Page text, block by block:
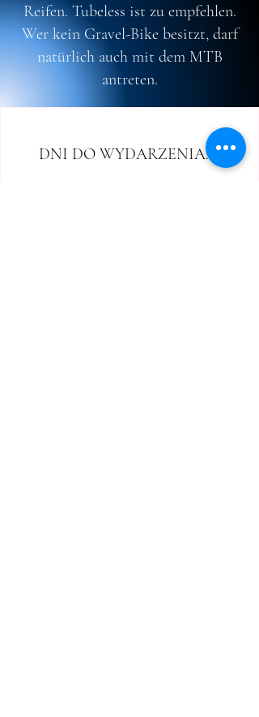
Reifen. Tubeless ist zu empfehlen.
Wer kein Gravel-Bike besitzt, darf
natürlich auch mit dem MTB
antreten.
DNI DO WYDARZENIA: 0